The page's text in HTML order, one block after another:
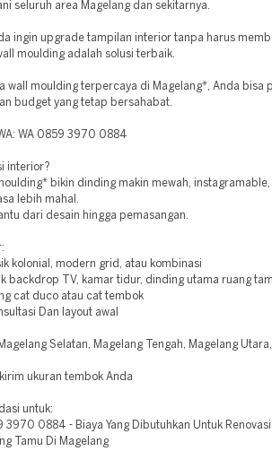
seluruh area Magelang dan sekitarnya.
ingin upgrade tampilan interior tanpa harus
moulding adalah solusi terbaik.
wall moulding terpercaya di Magelang*, Anda bisa
budget yang tetap bersahabat.
WA 0859 3970 0884
interior?
bikin dinding makin mewah,
lebih mahal.
dari desain hingga pemasangan.
kolonial, modern grid, atau kombinasi
backdrop TV, kamar tidur, dinding utama ruang
cat duco atau cat tembok
Dan layout awal
Selatan, Magelang Tengah, Magelang
kirim ukuran tembok Anda
untuk:
3970 0884 - Biaya Yang Dibutuhkan Untuk
Tamu Di Magelang